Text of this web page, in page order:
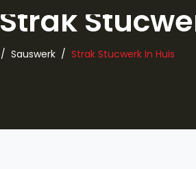
Strak
/ Sauswerk / Strak Stucwerk In Huis